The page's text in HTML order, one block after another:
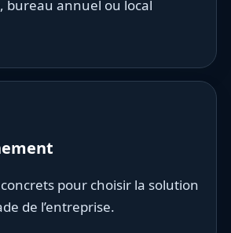
bureau annuel ou local
pour choisir la solution
de l’entreprise.